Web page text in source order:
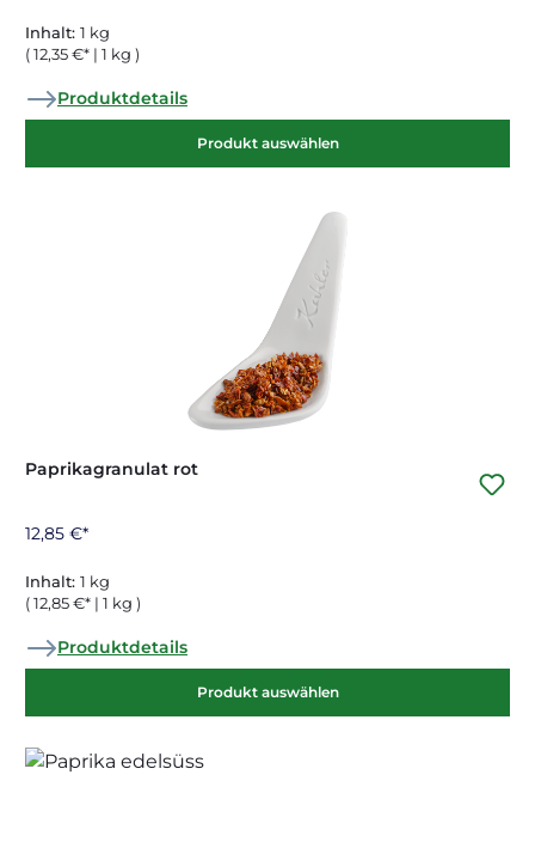
Inhalt: 1 kg
( 12,35 €* | 1 kg )
Produktdetails
Produkt auswählen
Paprikagranulat rot
12,85 €*
Inhalt: 1 kg
( 12,85 €* | 1 kg )
Produktdetails
Produkt auswählen